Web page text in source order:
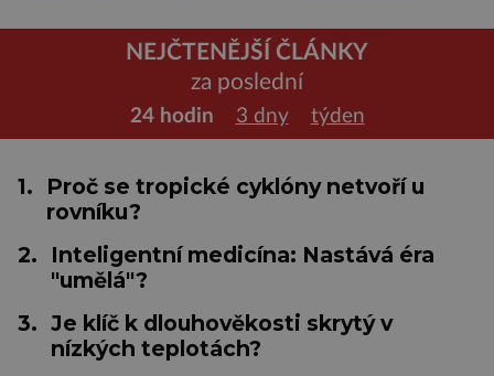
NEJČTENĚJŠÍ ČLÁNKY
za poslední
24 hodin 3 dny týden
1.
Proč se tropické cyklóny netvoří u
rovníku?
2.
Inteligentní medicína: Nastává éra
"umělá"?
3. Je klíč k dlouhověkosti skrytý v
nízkých teplotách?